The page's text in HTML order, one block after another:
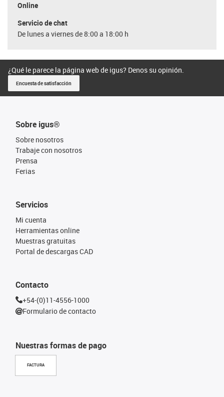
Online
Servicio de chat
De lunes a viernes de 8:00 a 18:00 h
¿Qué le parece la página web de igus? Denos su opinión.
Encuesta de satisfacción
Sobre igus®
Sobre nosotros
Trabaje con nosotros
Prensa
Ferias
Nuestras formas de pago
FACTURA
Servicios
Mi cuenta
Herramientas online
Muestras gratuitas
Portal de descargas CAD
Contacto
+54-(0)11-4556-1000
Formulario de contacto